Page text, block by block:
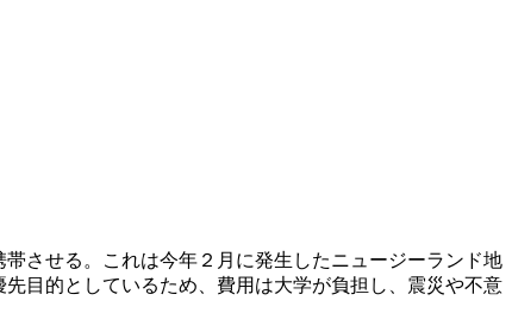
させる。これは今年２月に発生したニュージーランド地
目的としているため、費用は大学が負担し、震災や不意